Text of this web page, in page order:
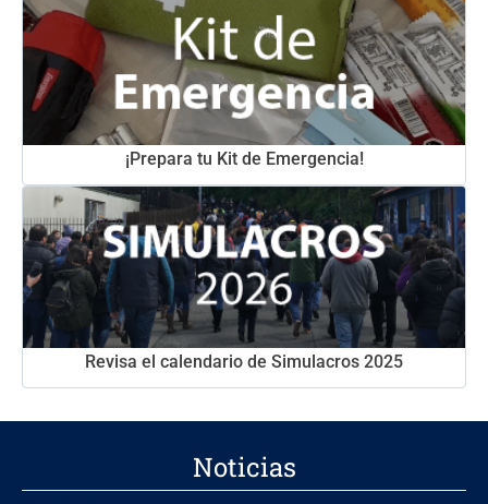
¡Prepara tu Kit de Emergencia!
Revisa el calendario de Simulacros 2025
Noticias